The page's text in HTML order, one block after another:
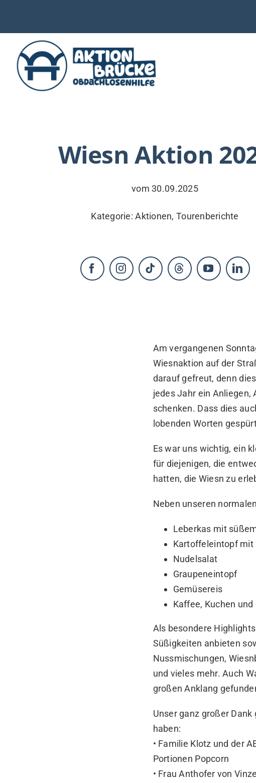
WER & WARUMWiesn Aktion
vom 30.09.2025
Kategorie:Aktionen, Tourenberichte
Am vergangenen
Wiesnaktion auf der
darauf gefreut, denn
jedes Jahr ein Anliegen,
schenken. Dass dies
lobenden Worten
Es war uns wichtig, ein
für diejenigen, die
hatten, die Wiesn zu
Neben unseren
Leberkas mit
Kartoffeleintopf mit
Nudelsalat
Graupeneintopf
Gemüsereis
Kaffee, Kuchen und
Als besondere
Süßigkeiten anbieten
Nussmischungen,
und vieles mehr. Auch
großen Anklang
Unser ganz großer
haben:
• Familie Klotz und der
Portionen Popcorn
• Frau Anthofer von